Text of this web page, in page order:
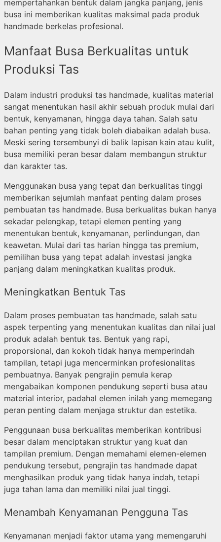
mempertahankan bentuk dalam jangka panjang, jenis
busa ini memberikan kualitas maksimal pada produk
handmade berkelas profesional.
Manfaat Busa Berkualitas untuk
Produksi Tas
Dalam industri produksi tas handmade, kualitas material
sangat menentukan hasil akhir sebuah produk mulai dari
bentuk, kenyamanan, hingga daya tahan. Salah satu
bahan penting yang tidak boleh diabaikan adalah busa.
Meski sering tersembunyi di balik lapisan kain atau kulit,
busa memiliki peran besar dalam membangun struktur
dan karakter tas.
Menggunakan busa yang tepat dan berkualitas tinggi
memberikan sejumlah manfaat penting dalam proses
pembuatan tas handmade. Busa berkualitas bukan hanya
sekadar pelengkap, tetapi elemen penting yang
menentukan bentuk, kenyamanan, perlindungan, dan
keawetan. Mulai dari tas harian hingga tas premium,
pemilihan busa yang tepat adalah investasi jangka
panjang dalam meningkatkan kualitas produk.
Meningkatkan Bentuk Tas
Dalam proses pembuatan tas handmade, salah satu
aspek terpenting yang menentukan kualitas dan nilai jual
produk adalah bentuk tas. Bentuk yang rapi,
proporsional, dan kokoh tidak hanya memperindah
tampilan, tetapi juga mencerminkan profesionalitas
pembuatnya. Banyak pengrajin pemula kerap
mengabaikan komponen pendukung seperti busa atau
material interior, padahal elemen inilah yang memegang
peran penting dalam menjaga struktur dan estetika.
Penggunaan busa berkualitas memberikan kontribusi
besar dalam menciptakan struktur yang kuat dan
tampilan premium. Dengan memahami elemen-elemen
pendukung tersebut, pengrajin tas handmade dapat
menghasilkan produk yang tidak hanya indah, tetapi
juga tahan lama dan memiliki nilai jual tinggi.
Menambah Kenyamanan Pengguna Tas
Kenyamanan menjadi faktor utama yang memengaruhi